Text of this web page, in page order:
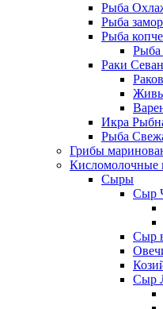
Рыба
Рыба
Рыба
Рыба
Раки
Икра
Рыба
Грибы
Кисломолочные
Сыры
Сыр
Сыр
Сыр